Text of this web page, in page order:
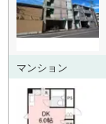
マンション